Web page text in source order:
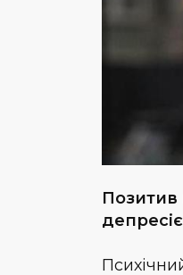
Позитив